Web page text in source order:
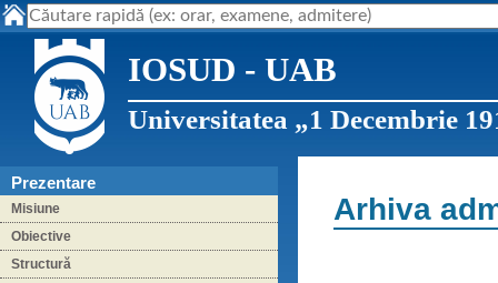
IOSUD - UAB
Universitatea „1 Decembrie
Prezentare
Misiune
Obiective
Structură
Arhiva